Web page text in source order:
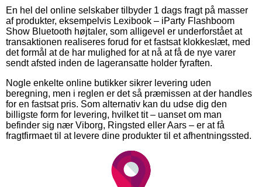
En hel del online selskaber tilbyder 1 dags fragt på masser
af produkter, eksempelvis Lexibook – iParty Flashboom
Show Bluetooth højtaler, som alligevel er underforstået at
transaktionen realiseres forud for et fastsat klokkeslæt, med
det formål at de har mulighed for at nå at få de nye varer
sendt afsted inden de lageransatte holder fyraften.
Nogle enkelte online butikker sikrer levering uden
beregning, men i reglen er det så præmissen at der handles
for en fastsat pris. Som alternativ kan du udse dig den
billigste form for levering, hvilket tit – uanset om man
befinder sig nær Viborg, Ringsted eller Aars – er at få
fragtfirmaet til at levere dine produkter til et afhentningssted.